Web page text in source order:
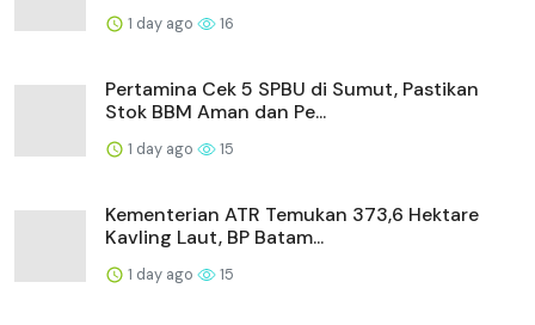
1 day ago 16
Pertamina Cek 5 SPBU di Sumut, Pastikan
Stok BBM Aman dan Pe...
1 day ago 15
Kementerian ATR Temukan 373,6 Hektare
Kavling Laut, BP Batam...
1 day ago 15